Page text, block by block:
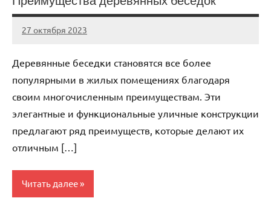
27 октября 2023
Avtor
Нет
Деревянные беседки становятся все более
популярными в жилых помещениях благодаря
своим многочисленным преимуществам. Эти
элегантные и функциональные уличные конструкции
предлагают ряд преимуществ, которые делают их
отличным […]
Читать далее